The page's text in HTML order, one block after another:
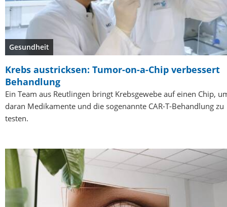
Gesundheit
Krebs austricksen: Tumor-on-a-Chip verbessert
Behandlung
Ein Team aus Reutlingen bringt Krebsgewebe auf einen Chip,
daran Medikamente und die sogenannte CAR-T-Behandlung zu
testen.